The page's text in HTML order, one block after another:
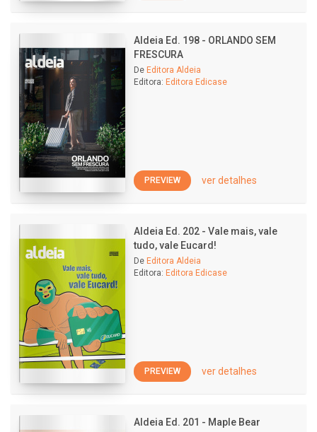
Aldeia Ed. 198 - ORLANDO SEM
FRESCURA
De Editora Aldeia
Editora: Editora Edicase
PREVIEW ver detalhes
Aldeia Ed. 202 - Vale mais, vale
tudo, vale Eucard!
De Editora Aldeia
Editora: Editora Edicase
PREVIEW ver detalhes
Aldeia Ed. 201 - Maple Bear